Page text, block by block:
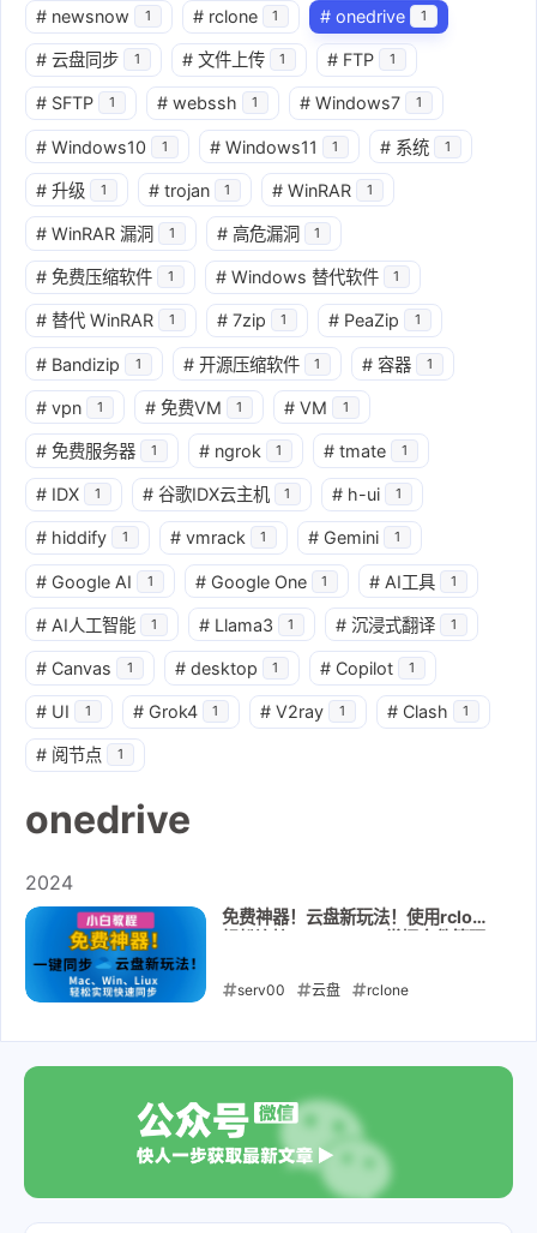
# newsnow 1 # rclone 1 # onedrive 1
# 云盘同步 1 # 文件上传 1 # FTP 1
# SFTP 1 # webssh 1 # Windows7 1
# Windows10 1 # Windows11 1 # 系统 1
# 升级 1 # trojan 1 # WinRAR 1
# WinRAR 漏洞 1 # 高危漏洞 1
# 免费压缩软件 1 # Windows 替代软件 1
# 替代 WinRAR 1 # 7zip 1 # PeaZip 1
# Bandizip 1 # 开源压缩软件 1 # 容器 1
# vpn 1 # 免费VM 1 # VM 1
# 免费服务器 1 # ngrok 1 # tmate 1
# IDX 1 # 谷歌IDX云主机 1 # h-ui 1
# hiddify 1 # vmrack 1 # Gemini 1
# Google AI 1 # Google One 1 # AI工具 1
# AI人工智能 1 # Llama3 1 # 沉浸式翻译 1
# Canvas 1 # desktop 1 # Copilot 1
# UI 1 # Grok4 1 # V2ray 1 # Clash 1
# 阅节点 1
onedrive
2024
免费神器！云盘新玩法！使用rclone
案！serv00 云盘 rclone
2024-10-05